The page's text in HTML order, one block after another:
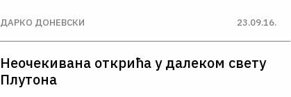
ДАРКО ДОНЕВСКИ 23.09.16.
Неочекивана открића у далеком свету
Плутона